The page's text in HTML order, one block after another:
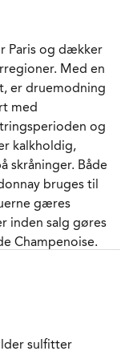
og det
tidspunkt
blev
Pinot Noir fra
de Reims
der får
Chardonnay og
modnet i mere
blevet
på 4,5 g. i
en 6 cifret kode
til udførlige
Paris og dækker
Med en
er druemodning
med
og
kalkholdig,
skråninger. Både
bruges til
gæres
inden salg gøres
Champenoise.
af flere årgange
unik status
sulfitter